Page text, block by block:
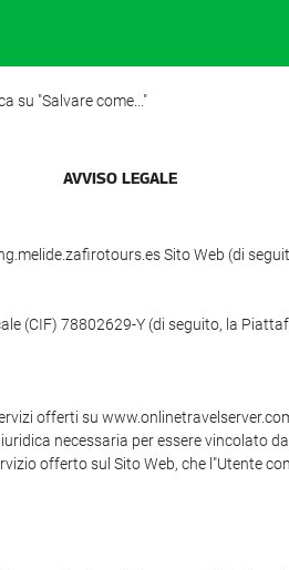
su "Salvare come..."
AVVISO LEGALE
Sito Web (di
(CIF) 78802629-Y (di seguito, la
offerti su
necessaria per essere vincolato
offerto sul Sito Web, che l"Utente